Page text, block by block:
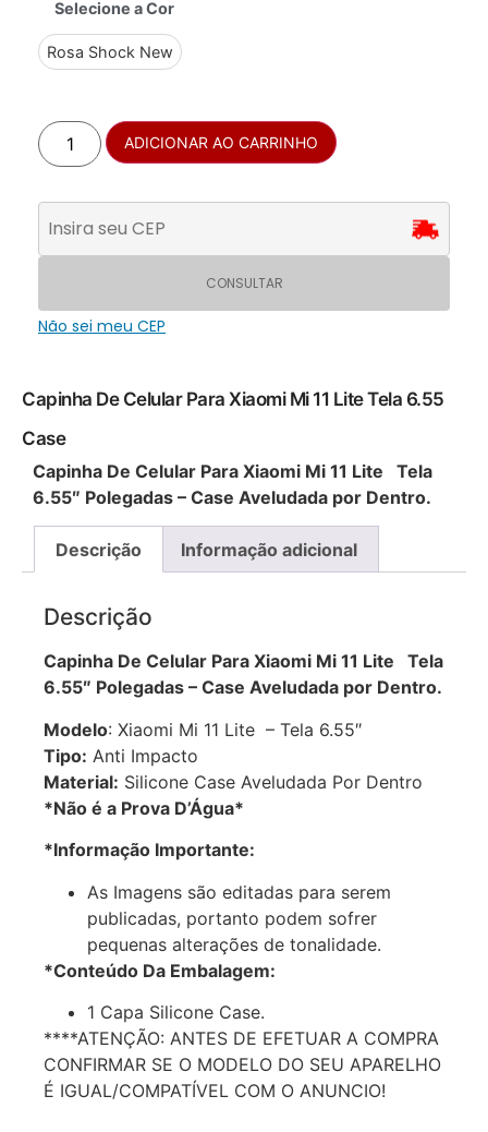
Capinha De Celular Para Xiaomi Mi 11 Lite Tela 6.55
Case
Capinha De Celular Para Xiaomi Mi 11 Lite Tela
6.55″ Polegadas – Case Aveludada por Dentro.
Descrição Informação adicional
Descrição
Capinha De Celular Para Xiaomi Mi 11 Lite Tela
6.55″ Polegadas – Case Aveludada por Dentro.
Modelo: Xiaomi Mi 11 Lite – Tela 6.55″
Tipo: Anti Impacto
Material: Silicone Case Aveludada Por Dentro
*Não é a Prova D’Água*
*Informação Importante:
As Imagens são editadas para serem
publicadas, portanto podem sofrer
pequenas alterações de tonalidade.
*Conteúdo Da Embalagem:
1 Capa Silicone Case.
****ATENÇÃO: ANTES DE EFETUAR A COMPRA
CONFIRMAR SE O MODELO DO SEU APARELHO
É IGUAL/COMPATÍVEL COM O ANUNCIO!
Selecione a Cor
Rosa Shock New
ADICIONAR AO CARRINHO
CONSULTAR
Não sei meu CEP